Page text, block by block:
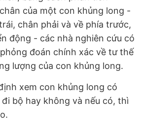
của một con khủng long -
chân phải và về phía trước,
động - các nhà nghiên cứu có
đoán chính xác về tư thế
lượng của con khủng long.
xem con khủng long có
bộ hay không và nếu có, thì